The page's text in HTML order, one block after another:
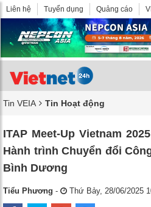
Liên hệ Tuyển dụng Quảng cáo
Tin VEIA Tin Hoạt động
ITAP Meet-Up Vietnam
Hành trình Chuyển đổi
Bình Dương
Tiểu Phương - Thứ Bảy, 28/06/2025